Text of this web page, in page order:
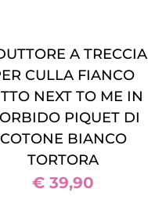
A TRECCIA
CULLA FIANCO
NEXT TO ME IN
PIQUET DI
COTONE BIANCO
TORTORA
€ 39,90